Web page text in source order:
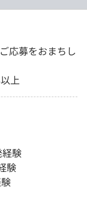
応募をおまちし
上
験
験